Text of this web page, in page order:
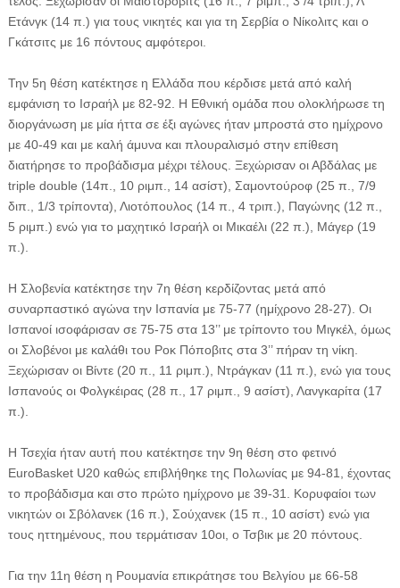
Ετάνγκ (14 π.) για τους νικητές και για τη Σερβία ο Νίκολιτς και ο
Γκάτσιτς με 16 πόντους αμφότεροι.
Την 5η θέση κατέκτησε η Ελλάδα που κέρδισε μετά από καλή
εμφάνιση το Ισραήλ με 82-92. Η Εθνική ομάδα που ολοκλήρωσε τη
διοργάνωση με μία ήττα σε έξι αγώνες ήταν μπροστά στο ημίχρονο
με 40-49 και με καλή άμυνα και πλουραλισμό στην επίθεση
διατήρησε το προβάδισμα μέχρι τέλους. Ξεχώρισαν οι Αβδάλας με
triple double (14π., 10 ριμπ., 14 ασίστ), Σαμοντούροφ (25 π., 7/9
διπ., 1/3 τρίποντα), Λιοτόπουλος (14 π., 4 τριπ.), Παγώνης (12 π.,
5 ριμπ.) ενώ για το μαχητικό Ισραήλ οι Μικαέλι (22 π.), Μάγερ (19
π.).
Η Σλοβενία κατέκτησε την 7η θέση κερδίζοντας μετά από
συναρπαστικό αγώνα την Ισπανία με 75-77 (ημίχρονο 28-27). Οι
Ισπανοί ισοφάρισαν σε 75-75 στα 13’’ με τρίποντο του Μιγκέλ, όμως
οι Σλοβένοι με καλάθι του Ροκ Πόποβιτς στα 3’’ πήραν τη νίκη.
Ξεχώρισαν οι Βίντε (20 π., 11 ριμπ.), Ντράγκαν (11 π.), ενώ για τους
Ισπανούς οι Φολγκέιρας (28 π., 17 ριμπ., 9 ασίστ), Λανγκαρίτα (17
π.).
H Τσεχία ήταν αυτή που κατέκτησε την 9η θέση στο φετινό
EuroBasket U20 καθώς επιβλήθηκε της Πολωνίας με 94-81, έχοντας
το προβάδισμα και στο πρώτο ημίχρονο με 39-31. Κορυφαίοι των
νικητών οι Σβόλανεκ (16 π.), Σούχανεκ (15 π., 10 ασίστ) ενώ για
τους ηττημένους, που τερμάτισαν 10οι, ο Τσβικ με 20 πόντους.
Για την 11η θέση η Ρουμανία επικράτησε του Βελγίου με 66-58